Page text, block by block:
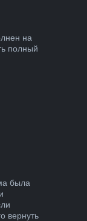
на
полный
была
вернуть